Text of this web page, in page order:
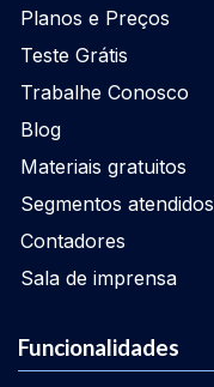
Planos e Preços
Teste Grátis
Trabalhe Conosco
Blog
Materiais gratuitos
Segmentos atendidos
Contadores
Sala de imprensa
Funcionalidades